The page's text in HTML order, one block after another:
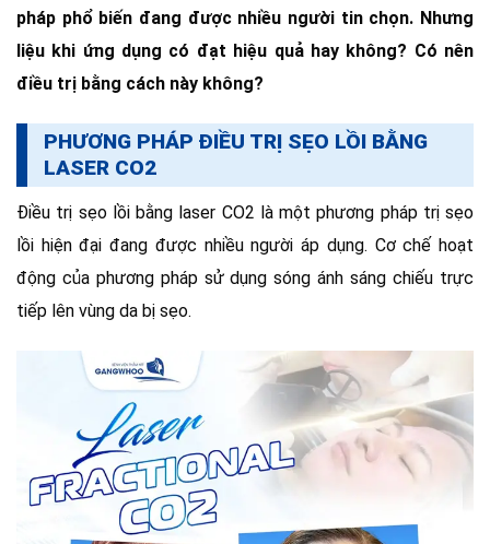
pháp phổ biến đang được nhiều người tin chọn. Nhưng
liệu khi ứng dụng có đạt hiệu quả hay không? Có nên
điều trị bằng cách này không?
PHƯƠNG PHÁP ĐIỀU TRỊ SẸO LỒI BẰNG
LASER CO2
Điều trị sẹo lồi bằng laser CO2 là một phương pháp trị sẹo
lồi hiện đại đang được nhiều người áp dụng. Cơ chế hoạt
động của phương pháp sử dụng sóng ánh sáng chiếu trực
tiếp lên vùng da bị sẹo.